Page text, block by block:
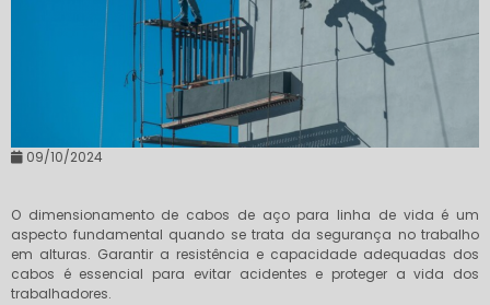
09/10/2024
O dimensionamento de cabos de aço para linha de vida é um
aspecto fundamental quando se trata da segurança no trabalho
em alturas. Garantir a resistência e capacidade adequadas dos
cabos é essencial para evitar acidentes e proteger a vida dos
trabalhadores.